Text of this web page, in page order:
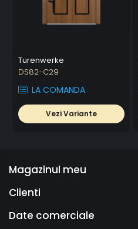
Turenwerke
DS82-C29
LA COMANDA
Vezi Variante
Magazinul meu
Clienti
Date comerciale